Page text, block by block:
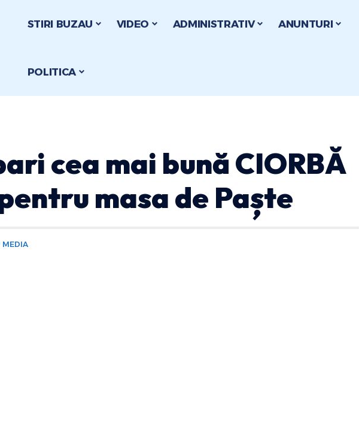
STIRI BUZAU VIDEO ADMINISTRATIV ANUNTURI
POLITICA
cea mai bună CIORBĂ
masa de Paște
MEDIA